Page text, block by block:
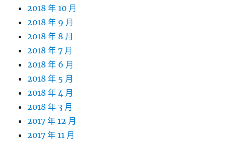
2018 年 10 月
2018 年 9 月
2018 年 8 月
2018 年 7 月
2018 年 6 月
2018 年 5 月
2018 年 4 月
2018 年 3 月
2017 年 12 月
2017 年 11 月